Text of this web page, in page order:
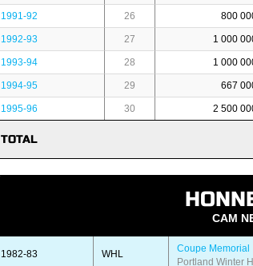
1991-92 26 800
1992-93 27 1 000
1993-94 28 1 000
1994-95 29 667
1995-96 30 2 500
TOTAL
CAM
1982-83 WHL Coupe Memorial
Portland Winter